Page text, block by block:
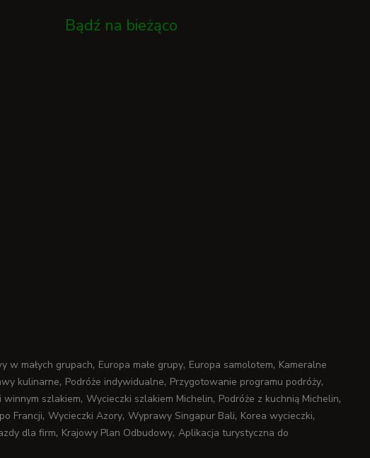
Bądź na bieżąco
w małych grupach, Europa małe grupy, Europa samolotem, Kameralne
kulinarne, Podróże indywidualne, Przygotowanie programu podróży,
winnym szlakiem, Wycieczki szlakiem Michelin, Podróże z kuchnią Michelin,
Francji, Wycieczki Azory, Wyprawy Singapur Bali, Korea wycieczki,
dla firm, Krajowy Plan Odbudowy, Aplikacja turystyczna do